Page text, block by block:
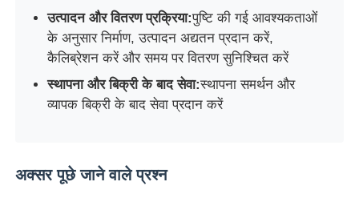
उत्पादन और वितरण प्रक्रिया:पुष्टि की गई आवश्यकताओं
के अनुसार निर्माण, उत्पादन अद्यतन प्रदान करें,
कैलिब्रेशन करें और समय पर वितरण सुनिश्चित करें
स्थापना और बिक्री के बाद सेवा:स्थापना समर्थन और
व्यापक बिक्री के बाद सेवा प्रदान करें
अक्सर पूछे जाने वाले प्रश्न